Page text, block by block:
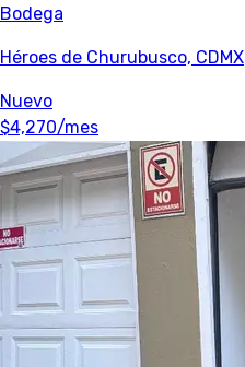
Bodega
Héroes de Churubusco, CDMX
Nuevo
$4,270/mes